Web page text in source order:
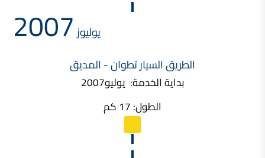
يوليوز 2007
الطريق السيار تطوان - المديق
بداية الخدمة: يوليو2007
الطول: 17 كم